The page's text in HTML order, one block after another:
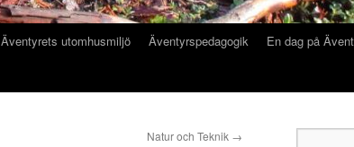
Äventyrets utomhusmiljö Äventyrspedagogik En dag på
Natur och Teknik →